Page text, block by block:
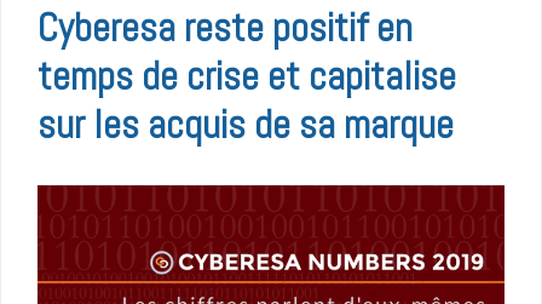
Cyberesa reste positif en
temps de crise et capitalise
sur les acquis de sa marque